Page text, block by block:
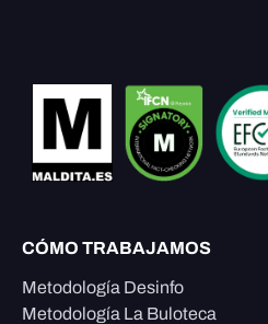
CÓMO TRABAJAMOS
Metodología Desinfo
Metodología La Buloteca